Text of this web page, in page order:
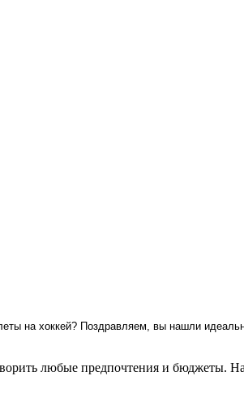
на хоккей? Поздравляем, вы нашли
любые предпочтения и бюджеты.